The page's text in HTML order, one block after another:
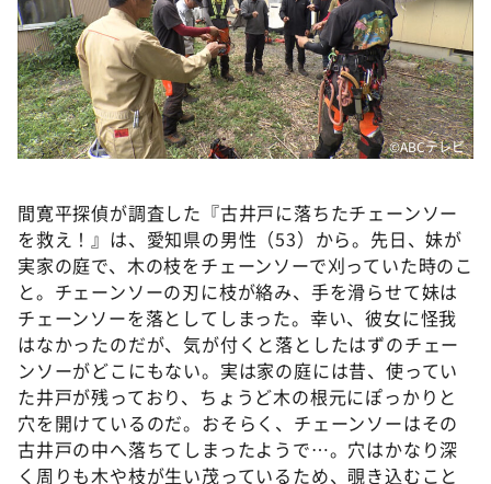
ＬＩＦＥ～夢のカタチ～
新婚さんいらっしゃい！
ポツンと一軒家
ザキ山小屋本館
アナ回覧板
©️ABCテレビ
間寛平探偵が調査した『古井戸に落ちたチェーンソー
を救え！』は、愛知県の男性（53）から。先日、妹が
実家の庭で、木の枝をチェーンソーで刈っていた時のこ
と。チェーンソーの刃に枝が絡み、手を滑らせて妹は
チェーンソーを落としてしまった。幸い、彼女に怪我
はなかったのだが、気が付くと落としたはずのチェー
ンソーがどこにもない。実は家の庭には昔、使ってい
た井戸が残っており、ちょうど木の根元にぽっかりと
穴を開けているのだ。おそらく、チェーンソーはその
古井戸の中へ落ちてしまったようで…。穴はかなり深
く周りも木や枝が生い茂っているため、覗き込むこと